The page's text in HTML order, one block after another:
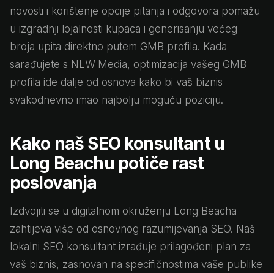
novosti i korištenje opcije pitanja i odgovora pomažu
u izgradnji lojalnosti kupaca i generisanju većeg
broja upita direktno putem GMB profila. Kada
sarađujete s NLW Media, optimizacija vašeg GMB
profila ide dalje od osnova kako bi vaš biznis
svakodnevno imao najbolju moguću poziciju.
Kako naš SEO konsultant u
Long Beachu potiče rast
poslovanja
Izdvojiti se u digitalnom okruženju Long Beacha
zahtijeva više od osnovnog razumijevanja SEO. Naš
lokalni SEO konsultant izrađuje prilagođeni plan za
vaš biznis, zasnovan na specifičnostima vaše publike